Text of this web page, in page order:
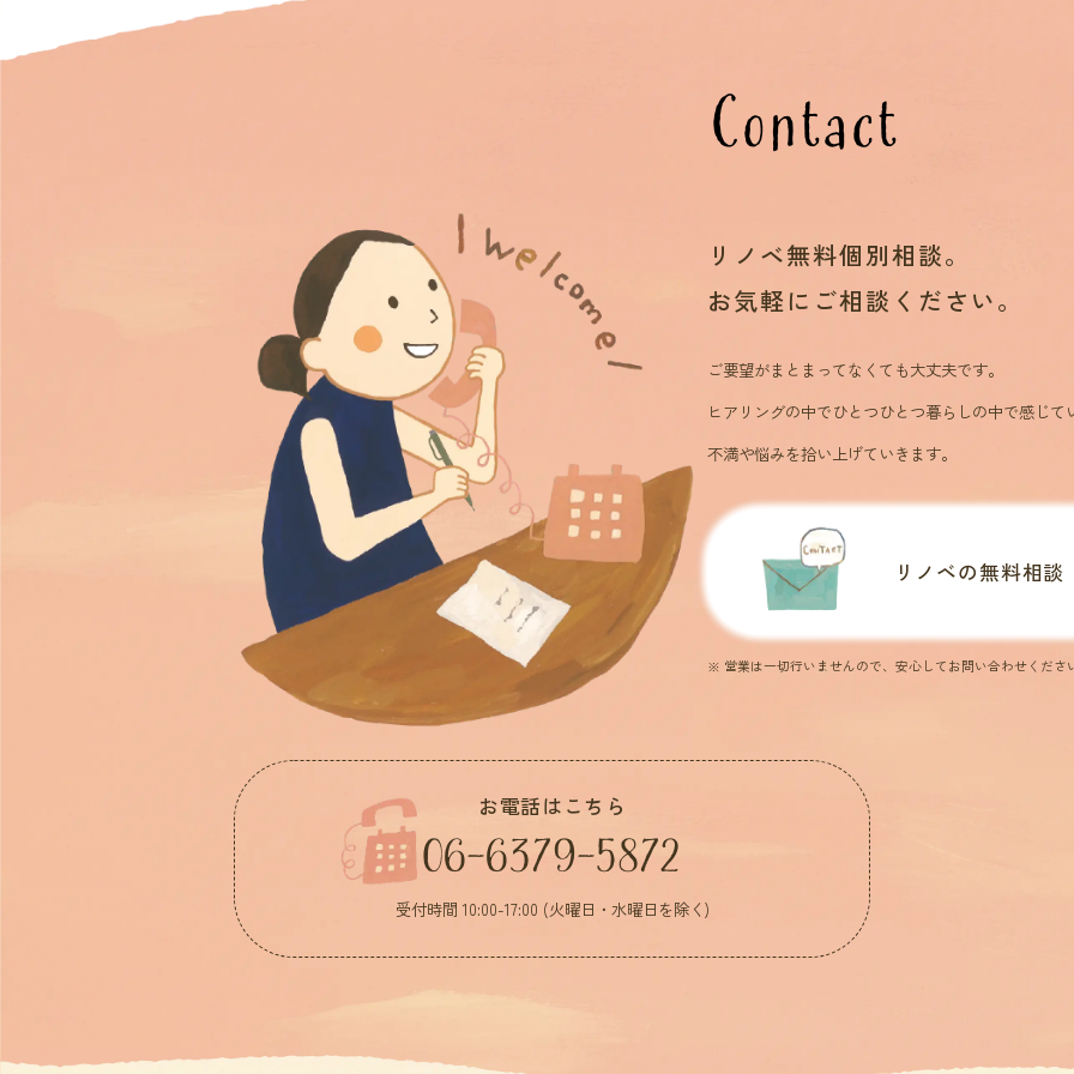
Contact
リノベ無料個別相談。
お気軽にご相談ください。
ご要望がまとまってなくても大丈夫です。
ヒアリングの中でひとつひとつ暮らしの中で感じて
不満や悩みを拾い上げていきます。
リノベの無料相談
※ 営業は一切行いませんので、安心してお問い合わせくださ
お電話はこちら
06-6379-5872
受付時間 10:00-17:00 (火曜日・水曜日を除く)